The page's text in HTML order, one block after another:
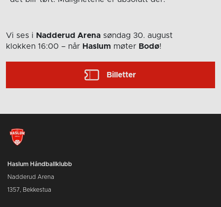
Vi ses i Nadderud Arena søndag 30. august
klokken 16:00 – når Haslum møter Bodø!
Billetter
Haslum Håndballklubb
Nadderud Arena
1357, Bekkestua